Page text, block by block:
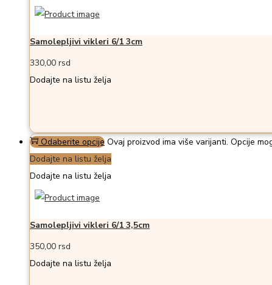
Samolepljivi vikleri 6/1 3cm
330,00 rsd
Dodajte na listu želja
Odaberite opcije Ovaj proizvod ima više varijanti. Opcije
Dodajte na listu želja
Dodajte na listu želja
Samolepljivi vikleri 6/1 3,5cm
350,00 rsd
Dodajte na listu želja